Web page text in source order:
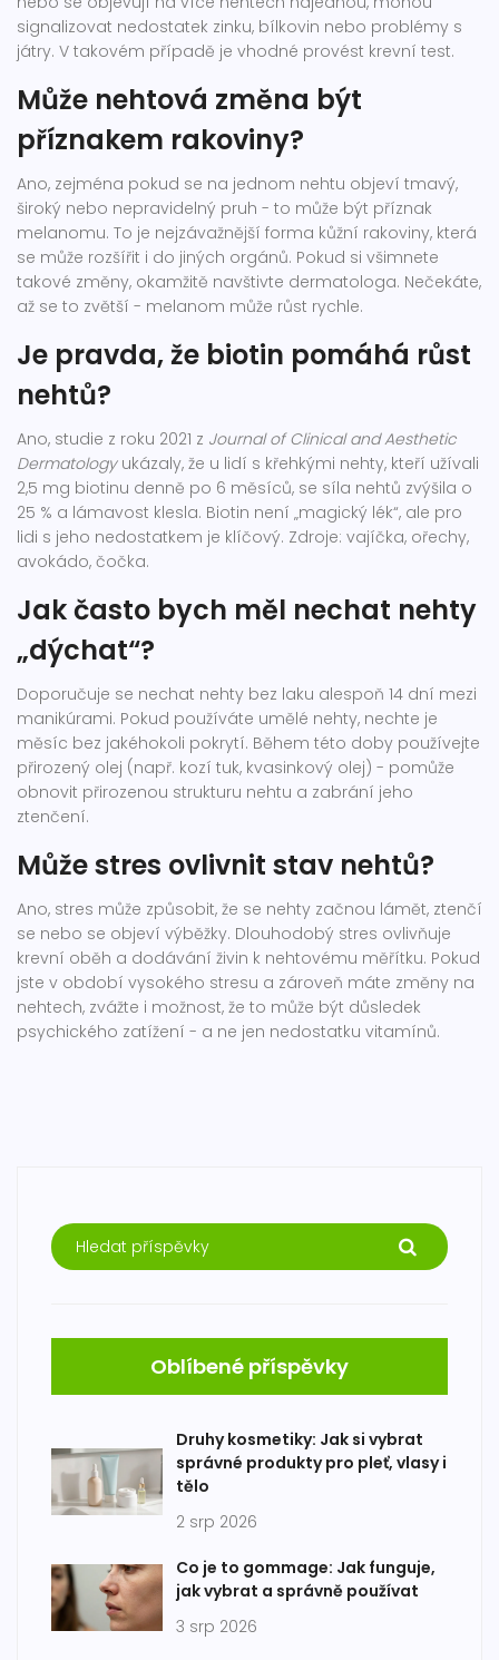
signalizovat nedostatek zinku, bílkovin nebo problémy s
játry. V takovém případě je vhodné provést krevní test.
Může nehtová změna být
příznakem rakoviny?
Ano, zejména pokud se na jednom nehtu objeví tmavý,
široký nebo nepravidelný pruh - to může být příznak
melanomu. To je nejzávažnější forma kůžní rakoviny, která
se může rozšířit i do jiných orgánů. Pokud si všimnete
takové změny, okamžitě navštivte dermatologa. Nečekáte,
až se to zvětší - melanom může růst rychle.
Je pravda, že biotin pomáhá růst
nehtů?
Ano, studie z roku 2021 z Journal of Clinical and Aesthetic
Dermatologyukázaly, že u lidí s křehkými nehty, kteří užívali
2,5 mg biotinu denně po 6 měsíců, se síla nehtů zvýšila o
25 % a lámavost klesla. Biotin není „magický lék“, ale pro
lidi s jeho nedostatkem je klíčový. Zdroje: vajíčka, ořechy,
avokádo, čočka.
Jak často bych měl nechat nehty
„dýchat“?
Doporučuje se nechat nehty bez laku alespoň 14 dní mezi
manikúrami. Pokud používáte umělé nehty, nechte je
měsíc bez jakéhokoli pokrytí. Během této doby používejte
přirozený olej (např. kozí tuk, kvasinkový olej) - pomůže
obnovit přirozenou strukturu nehtu a zabrání jeho
ztenčení.
Může stres ovlivnit stav nehtů?
Ano, stres může způsobit, že se nehty začnou lámět, ztenčí
se nebo se objeví výběžky. Dlouhodobý stres ovlivňuje
krevní oběh a dodávání živin k nehtovému měřítku. Pokud
jste v období vysokého stresu a zároveň máte změny na
nehtech, zvážte i možnost, že to může být důsledek
psychického zatížení - a ne jen nedostatku vitamínů.
Oblíbené příspěvky
Druhy kosmetiky: Jak si vybrat
správné produkty pro pleť, vlasy i
tělo
2 srp 2026
Co je to gommage: Jak funguje,
jak vybrat a správně používat
3 srp 2026